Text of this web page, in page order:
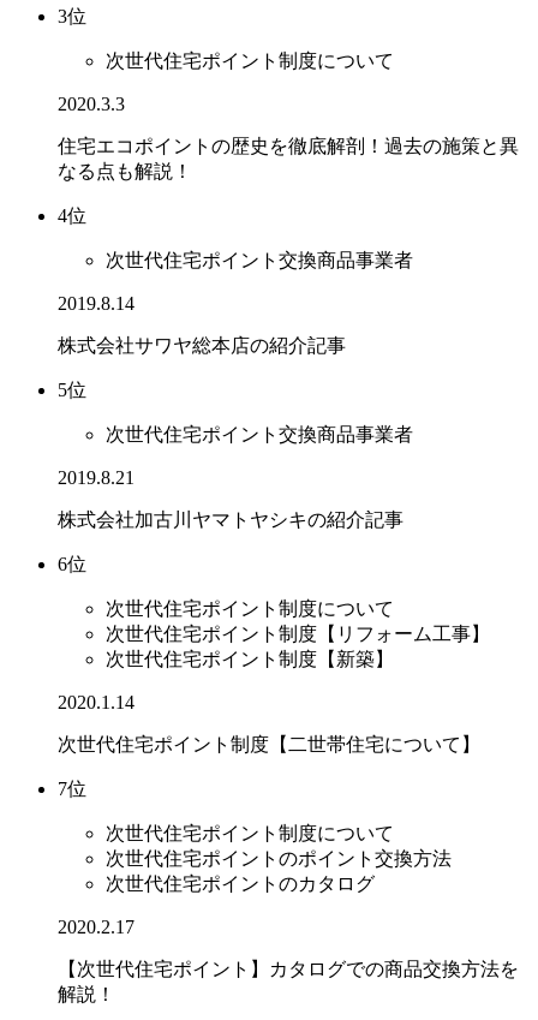
3位
次世代住宅ポイント制度について
2020.3.3
住宅エコポイントの歴史を徹底解剖！過去の施策と異
なる点も解説！
4位
次世代住宅ポイント交換商品事業者
2019.8.14
株式会社サワヤ総本店の紹介記事
5位
次世代住宅ポイント交換商品事業者
2019.8.21
株式会社加古川ヤマトヤシキの紹介記事
6位
次世代住宅ポイント制度について
次世代住宅ポイント制度【リフォーム工事】
次世代住宅ポイント制度【新築】
2020.1.14
次世代住宅ポイント制度【二世帯住宅について】
7位
次世代住宅ポイント制度について
次世代住宅ポイントのポイント交換方法
次世代住宅ポイントのカタログ
2020.2.17
【次世代住宅ポイント】カタログでの商品交換方法を
解説！